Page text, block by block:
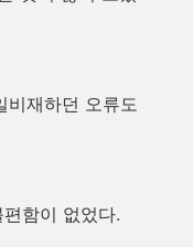
비재하던 오류도
함이 없었다.